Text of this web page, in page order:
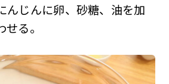
じんに卵、砂糖、油を加
る。